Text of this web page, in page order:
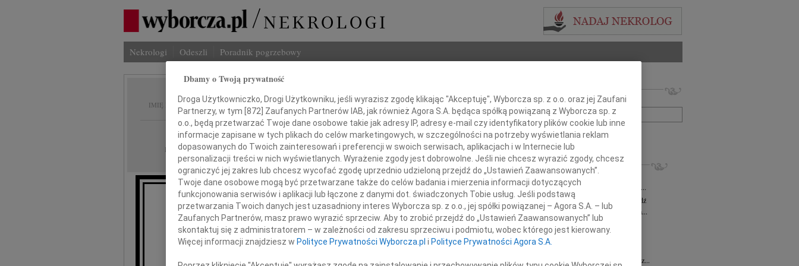
Nekrologi Odeszli Poradnik pogrzebowy
IMIĘ I NAZWISKO: Ewa Zydler
REGION: Łódź
DATA EMISJI: 11.12.2020
Z głębokim żalem zawiadamiamy,
że 4 grudnia 2020 roku zmarła
kochana Mama, Przyjaciółka, Koleżanka
Imię i nazwisko lub numer ogłoszenia:
+ szukanie zaawansowane
INNE NEKROLOGI
Wanda Milan 03.08.2026Łódź
Z głębokim żalem zawiadamiamy, że dnia 29...
Tadeusz Maciaszek wiek: 73
Łódź
Z głębokim żalem zawiadamiamy, że 24 lipca...
Adam Gawryszczak 21.07.2026
W dniu 15 lipca 2026 roku odszedł nasz...
Jan Rek
W dniu 4 lipca2026 roku zmarł w Łodzi Nasz...
Dbamy o Twoją prywatność
Droga Użytkowniczko, Drogi Użytkowniku, jeśli wyrazisz zgodę klikając "Akceptuję", Wyborcza sp. z o.o. oraz jej Zaufani
Partnerzy, w tym [ 872 ] Zaufanych Partnerów IAB, jak również Agora S.A. będąca spółką powiązaną z Wyborcza sp. z
o.o., będą przetwarzać Twoje dane osobowe takie jak adresy IP, adresy e-mail czy identyfikatory plików cookie lub inne
informacje zapisane w tych plikach do celów marketingowych, w szczególności na potrzeby wyświetlania reklam
dopasowanych do Twoich zainteresowań i preferencji w swoich serwisach, aplikacjach i w Internecie lub
personalizacji treści w nich wyświetlanych. Wyrażenie zgody jest dobrowolne. Jeśli nie chcesz wyrazić zgody, chcesz
ograniczyć jej zakres lub chcesz wycofać zgodę uprzednio udzieloną przejdź do „Ustawień Zaawansowanych”.
Twoje dane osobowe mogą być przetwarzane także do celów badania i mierzenia informacji dotyczących
funkcjonowania serwisów i aplikacji lub łączone z danymi dot. świadczonych Tobie usług. Jeśli podstawą
przetwarzania Twoich danych jest uzasadniony interes Wyborcza sp. z o.o., jej spółki powiązanej – Agora S.A. – lub
Zaufanych Partnerów, masz prawo wyrazić sprzeciw. Aby to zrobić przejdź do „Ustawień Zaawansowanych” lub
skontaktuj się z administratorem – w zależności od zakresu sprzeciwu i podmiotu, wobec którego jest kierowany.
Więcej informacji znajdziesz w Polityce Prywatności Wyborcza.pl i Polityce Prywatności Agora S.A.